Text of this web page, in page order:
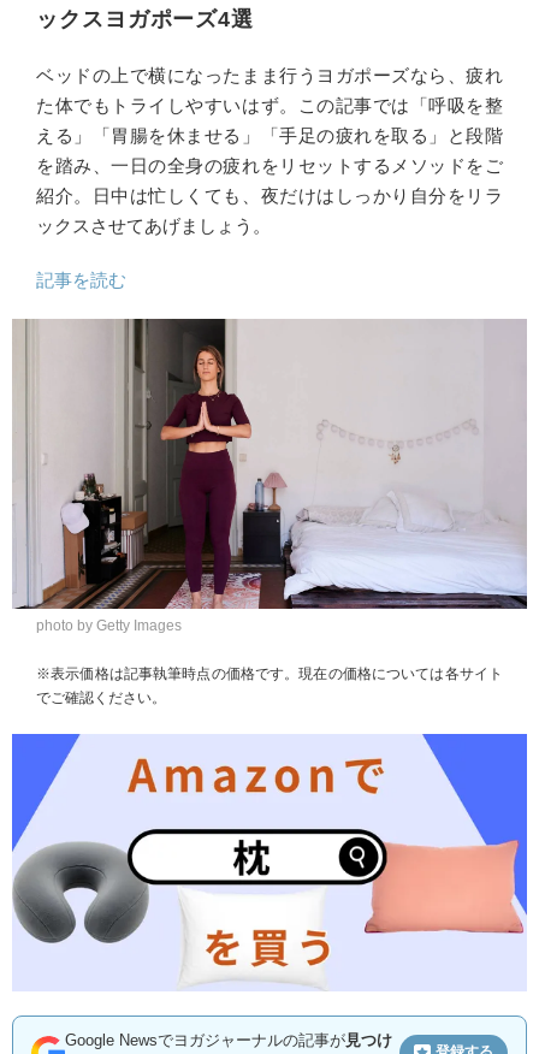
ックスヨガポーズ4選
ベッドの上で横になったまま行うヨガポーズなら、疲れ
た体でもトライしやすいはず。この記事では「呼吸を整
える」「胃腸を休ませる」「手足の疲れを取る」と段階
を踏み、一日の全身の疲れをリセットするメソッドをご
紹介。日中は忙しくても、夜だけはしっかり自分をリラ
ックスさせてあげましょう。
記事を読む
photo by Getty Images
※表示価格は記事執筆時点の価格です。現在の価格については各サイト
でご確認ください。
Google Newsでヨガジャーナルの記事が見つけ